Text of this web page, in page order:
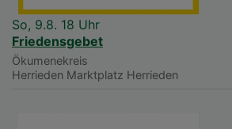
So, 9.8. 18 Uhr
Friedensgebet
Ökumenekreis
Herrieden Marktplatz Herrieden